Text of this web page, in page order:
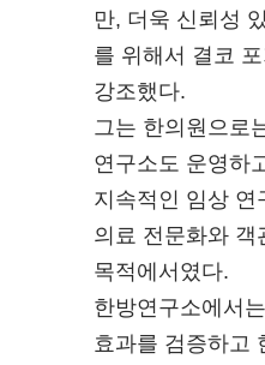
만, 더욱 신뢰성
를 위해서 결코
강조했다.
그는 한의원으로
연구소도 운영하
지속적인 임상 연
의료 전문화와 객
목적에서였다.
한방연구소에서
효과를 검증하고